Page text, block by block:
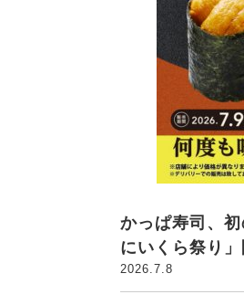
かっぱ寿司、
にいくら祭り
2026.7.8